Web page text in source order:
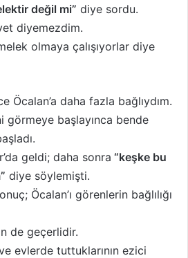
değil mi” diye sordu.
diyemezdim.
olmaya çalışıyorlar diye
Öcalan’a daha fazla bağlıydım.
görmeye başlayınca bende
geldi; daha sonra “keşke bu
diye söylemişti.
Öcalan’ı görenlerin bağlılığı
de geçerlidir.
evlerde tuttuklarının ezici